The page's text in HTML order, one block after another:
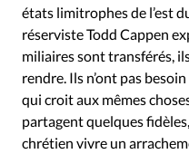
états limitrophes de l’est
réserviste Todd Cappen
miliaires sont transférés,
rendre. Ils n’ont pas
qui croit aux mêmes
partagent quelques
chrétien vivre un